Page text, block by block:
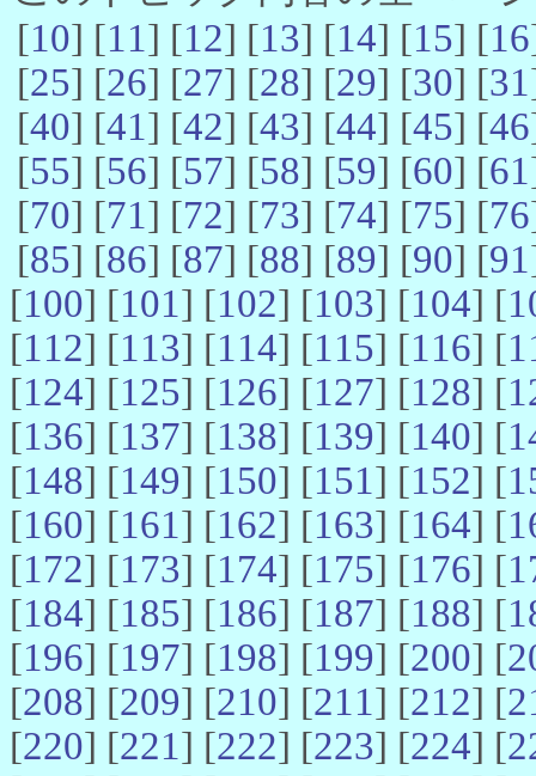
[10] [11] [12] [13] [14] [15] [16
[25] [26] [27] [28] [29] [30] [31
[40] [41] [42] [43] [44] [45] [46
[55] [56] [57] [58] [59] [60] [61
[70] [71] [72] [73] [74] [75] [76
[85] [86] [87] [88] [89] [90] [91
[100] [101] [102] [103] [104] [
[112] [113] [114] [115] [116] [
[124] [125] [126] [127] [128] [
[136] [137] [138] [139] [140] [
[148] [149] [150] [151] [152] [
[160] [161] [162] [163] [164] [
[172] [173] [174] [175] [176] [
[184] [185] [186] [187] [188] [
[196] [197] [198] [199] [200] [
[208] [209] [210] [211] [212] [
[220] [221] [222] [223] [224] [